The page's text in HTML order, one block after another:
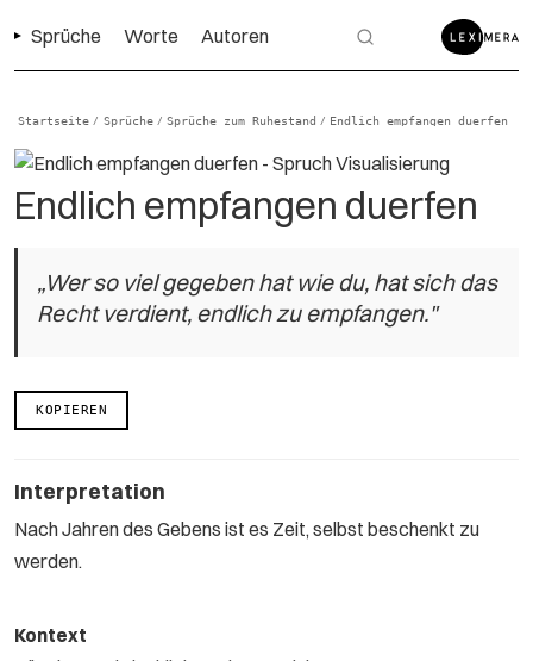
Sprüche Worte Autoren
Startseite / Sprüche / Sprüche zum Ruhestand / Endlich empfangen duerfen
Endlich empfangen duerfen
„Wer so viel gegeben hat wie du, hat sich das
Recht verdient, endlich zu empfangen."
KOPIEREN
Interpretation
Nach Jahren des Gebens ist es Zeit, selbst beschenkt zu
werden.
Kontext